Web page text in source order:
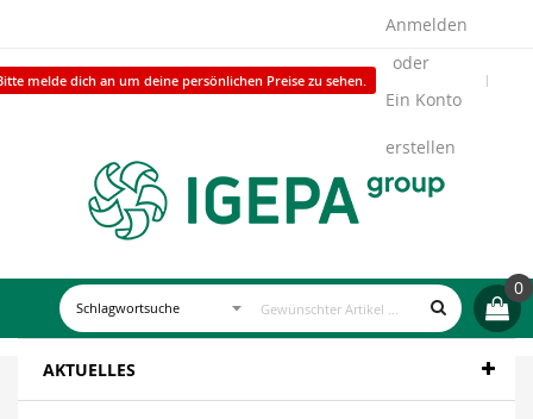
melde dich an um deine persönlichen Preise zu sehen.
Anmelden
Ein Konto
erstellen
0
AKTUELLES